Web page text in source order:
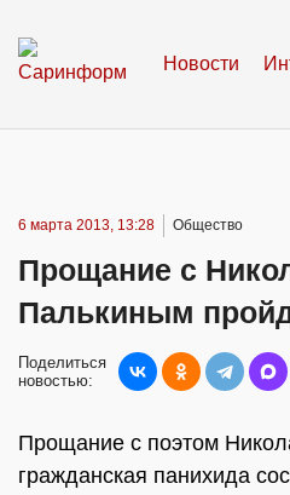
Новости
6 марта 2013, 13:28 Общество
Прощание с
Палькиным
Поделиться
новостью:
Прощание с поэтом
гражданская панихида